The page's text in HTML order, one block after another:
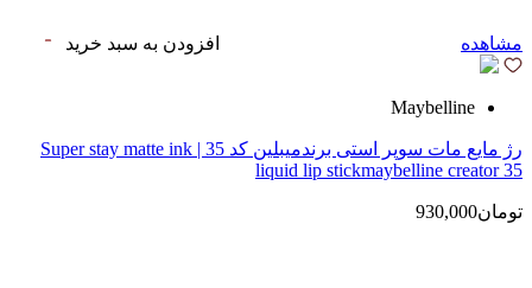
مشاهده افزودن به سبد خرید
Maybelline
رژ مایع مات سوپر استی‌ برندمیبلین کد 35 | Super stay matte ink
liquid lip stickmaybelline creator 35
تومان930,000